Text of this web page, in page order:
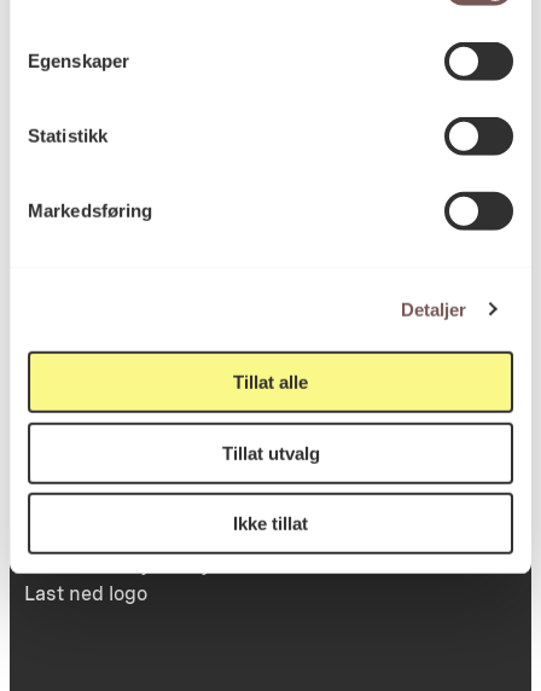
Egenskaper
Statistikk
Markedsføring
Detaljer
Tillat alle
Tillat utvalg
Ikke tillat
Besøksadresse
Victoria Terrasse 11
Viktig info
Utbetaling og fakturering
Last ned logo